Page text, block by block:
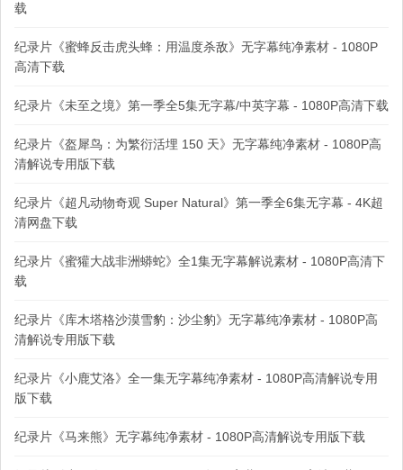
载
纪录片《蜜蜂反击虎头蜂：用温度杀敌》无字幕纯净素材 - 1080P
高清下载
纪录片《未至之境》第一季全5集无字幕/中英字幕 - 1080P高清下载
纪录片《盔犀鸟：为繁衍活埋 150 天》无字幕纯净素材 - 1080P高
清解说专用版下载
纪录片《超凡动物奇观 Super Natural》第一季全6集无字幕 - 4K超
清网盘下载
纪录片《蜜獾大战非洲蟒蛇》全1集无字幕解说素材 - 1080P高清下
载
纪录片《库木塔格沙漠雪豹：沙尘豹》无字幕纯净素材 - 1080P高
清解说专用版下载
纪录片《小鹿艾洛》全一集无字幕纯净素材 - 1080P高清解说专用
版下载
纪录片《马来熊》无字幕纯净素材 - 1080P高清解说专用版下载